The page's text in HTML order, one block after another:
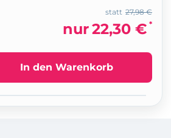
27,98 €
statt
nur22,30 € *
In den Warenkorb